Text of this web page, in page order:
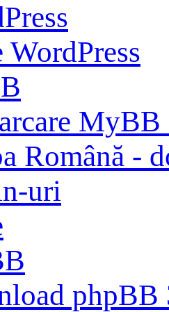
MyBB
Română -
uri
phpBB